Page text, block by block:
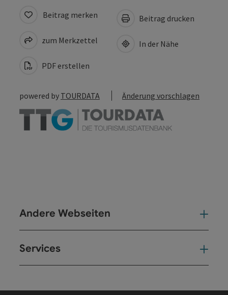
Beitrag merken
zum Merkzettel
PDF erstellen
Beitrag drucken
In der Nähe
powered by TOURDATA Änderung vorschlagen
Andere Webseiten
Services